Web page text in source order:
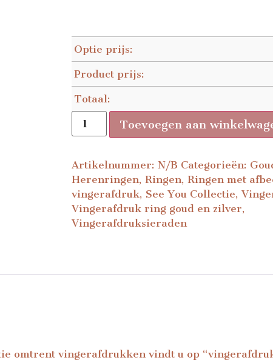
Optie prijs:
Product prijs:
Totaal:
Toevoegen aan
Artikelnummer:N/B Categorieën:
Herenringen,Ringen,Ringen met
vingerafdruk, See You Collectie,
Vingerafdruk ring goud en zilver,
Vingerafdruksieraden
omtrent vingerafdrukken vindt u op “